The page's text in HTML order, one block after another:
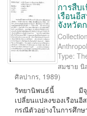
การสืบ
เรือนอี
จังหวัด
Type:
สมชาย นิ
ศิลปากร, 1989)
วิทยานิพนธ์นี้ มีจุดมุ่ง
เปลี่ยนแปลงของเรือน
กรณีตัวอย่างในการศึ